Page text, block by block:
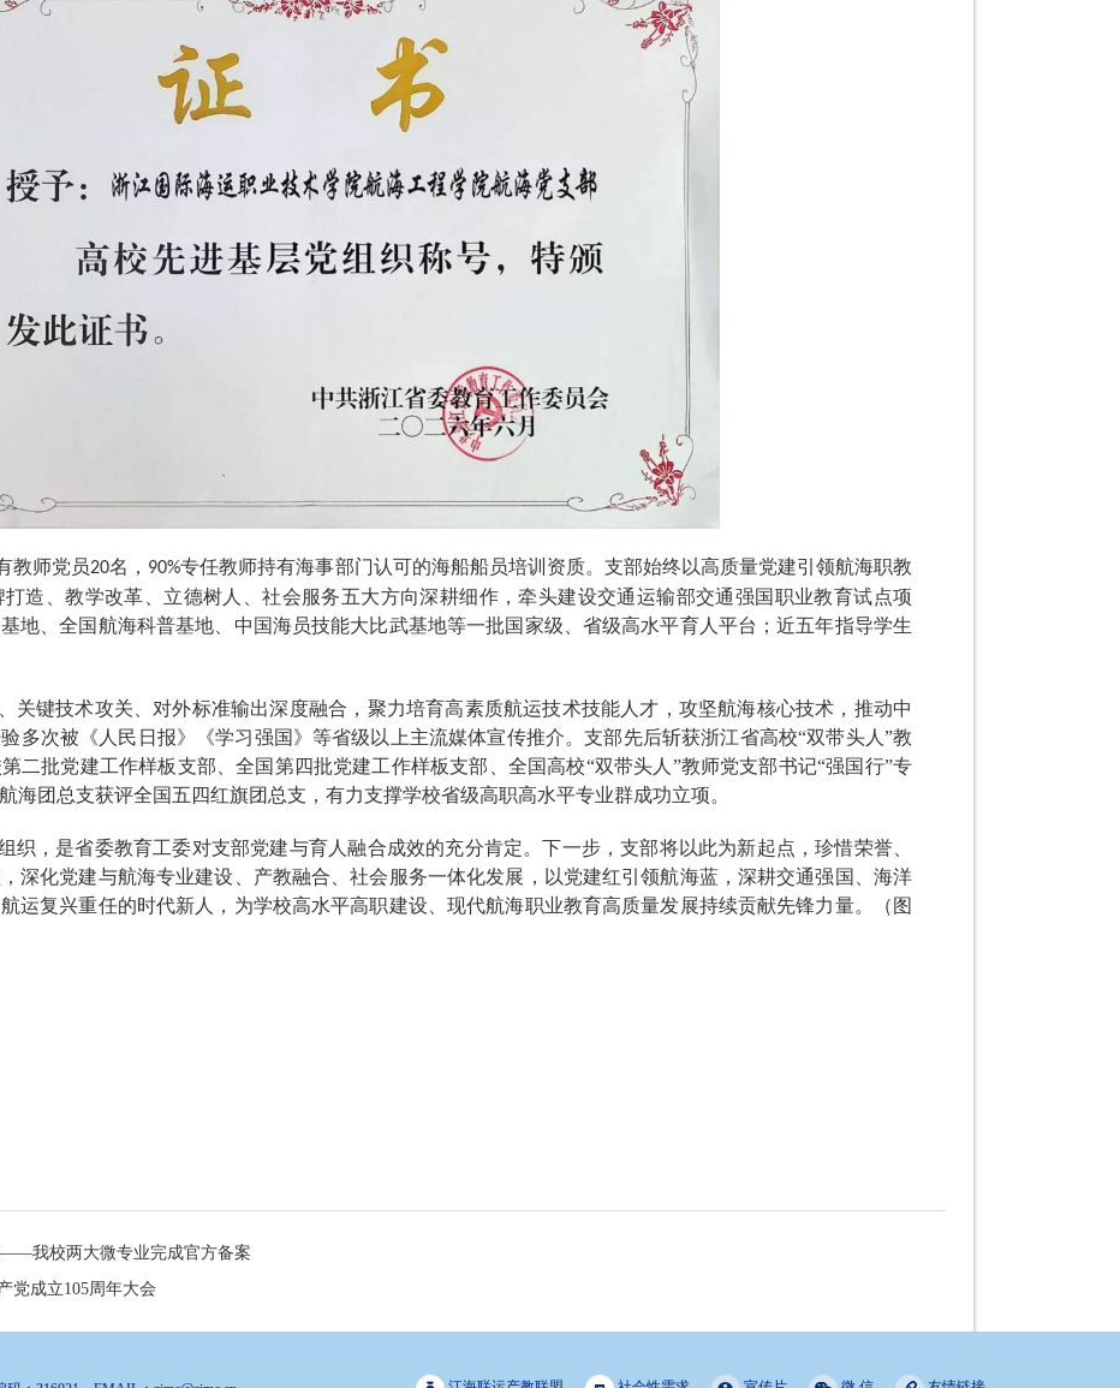
教师党员20名， 90%专任教师持有海事部门认可的海船船员培训资质。支部始终以高质量党建引领航海职教
造、教学改革、立德树人、社会服务五大方向深耕细作，牵头建设交通运输部交通强国职业教育试点项
地、全国航海科普基地、中国海员技能大比武基地等一批国家级、省级高水平育人平台；近五年指导学生
关键技术攻关、对外标准输出深度融合，聚力培育高素质航运技术技能人才，攻坚航海核心技术，推动中
多次被《人民日报》《学习强国》等省级以上主流媒体宣传推介。支部先后斩获浙江省高校“双带头人”教
二批党建工作样板支部、全国第四批党建工作样板支部、全国高校“双带头人”教师党支部书记“强国行”专
海团总支获评全国五四红旗团总支，有力支撑学校省级高职高水平专业群成功立项。
织，是省委教育工委对支部党建与育人融合成效的充分肯定。下一步，支部将以此为新起点，珍惜荣誉、
深化党建与航海专业建设、产教融合、社会服务一体化发展，以党建红引领航海蓝，深耕交通强国、海洋
运复兴重任的时代新人，为学校高水平高职建设、现代航海职业教育高质量发展持续贡献先锋力量。（图
我校两大微专业完成官方备案
党成立105周年大会